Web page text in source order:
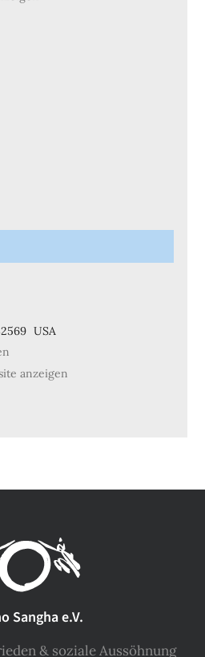
USA
anzeigen
Sangha e.V.
& soziale Aussöhnung